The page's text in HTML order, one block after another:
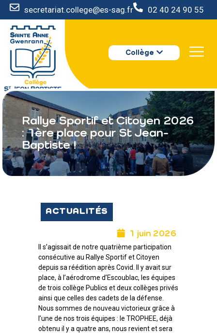
secretariat.college@es-sag.fr 02 40 24 90 55
Collège
Rallye Sportif et Citoyen 2026
: 1ère place pour St Jean-
Baptiste !
LE COLLÈGE
S’INSCRIRE
VIE AU COLLÈGE
NOUS CONTACTER
ACTUALITÉS
1 juin 2026
Il s’agissait de notre quatrième participation
consécutive au Rallye Sportif et Citoyen
depuis sa réédition après Covid. Il y avait sur
place, à l’aérodrome d’Escoublac, les équipes
de trois collège Publics et deux collèges privés
ainsi que celles des cadets de la défense.
Nous sommes de nouveau victorieux grâce à
l’une de nos trois équipes : le TROPHEE, déjà
obtenu il y a quatre ans, nous revient et sera